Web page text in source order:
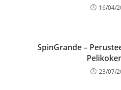
16/04/
SpinGrande –
23/07/